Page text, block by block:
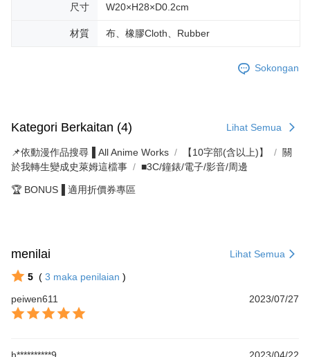
尺寸 W20×H28×D0.2cm
材質 布、橡膠Cloth、Rubber
Sokongan
Kategori Berkaitan (4) Lihat Semua
📌依動漫作品搜尋▐ All Anime Works 【10字部(含以上)】
關
於我轉生變成史萊姆這檔事
■3C/鐘錶/電子/影音/周邊
🏆 BONUS▐ 適用折價券專區
menilai Lihat Semua
5 ( 3 maka penilaian )
peiwen611
2023/07/27